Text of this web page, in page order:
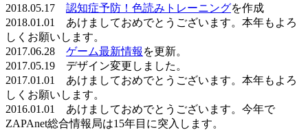
2018.05.17 認知症予防！色読みトレーニングを作成
2018.01.01 あけましておめでとうございます。本年もよろ
しくお願いします。
2017.06.28 ゲーム最新情報 を更新。
2017.05.19 デザイン変更しました。
2017.01.01 あけましておめでとうございます。本年もよろ
しくお願いします。
2016.01.01 あけましておめでとうございます。今年で
ZAPAnet総合情報局は15年目に突入します。